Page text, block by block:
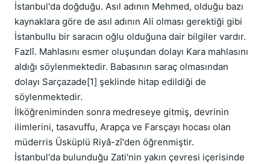
İstanbul'da doğduğu. Asıl adının Mehmed, olduğu bazı
kaynaklara göre de asıl adının Ali olması gerektiği gibi
İstanbullu bir saracın oğlu olduğuna dair bilgiler vardır.
Fazlî. Mahlasını esmer oluşundan dolayı Kara mahlasını
aldığı söylenmektedir. Babasının saraç olmasından
dolayı Sarçazade[1] şeklinde hitap edildiği de
söylenmektedir.
İlköğreniminden sonra medreseye gitmiş, devrinin
ilimlerini, tasavuffu, Arapça ve Farsçayı hocası olan
müderris Üsküplü Riyâ-zî'den öğrenmiştir.
İstanbul'da bulunduğu Zati'nin yakın çevresi içerisinde